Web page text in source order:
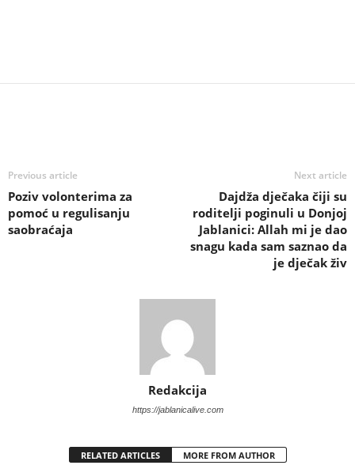
Previous article
Poziv volonterima za
pomoć u regulisanju
saobraćaja
Next article
Dajdža dječaka čiji su
roditelji poginuli u Donjoj
Jablanici: Allah mi je dao
snagu kada sam saznao da
je dječak živ
Redakcija
https://jablanicalive.com
RELATED ARTICLES MORE FROM AUTHOR